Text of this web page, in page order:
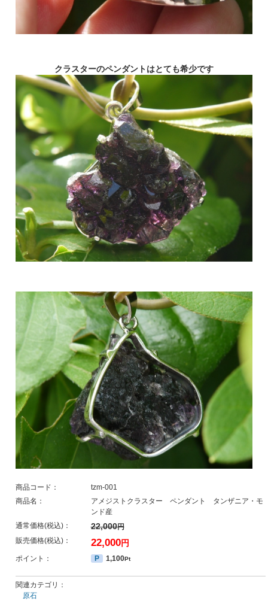
クラスターのペンダントはとても希少です
商品コード：
tzm-001
商品名：
アメジストクラスター ペンダント タンザニア・モ
ンド産
通常価格(税込)：
22,000円
販売価格(税込)： 22,000円
ポイント： P 1,100Pt
関連カテゴリ：
原石